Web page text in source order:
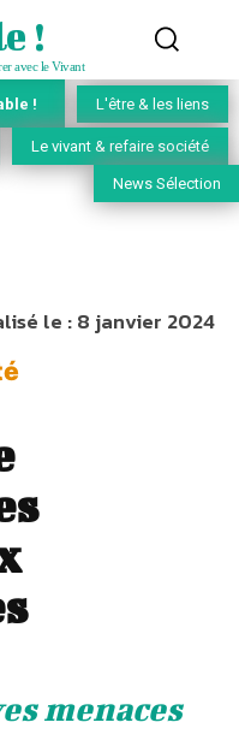
!
avec le Vivant
! L'être & les liens
Le vivant & refaire société
News Sélection
le :8 janvier 2024
menaces